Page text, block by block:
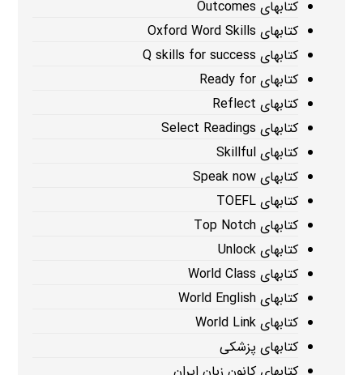
کتابهای Outcomes
کتابهای Oxford Word Skills
کتابهای Q skills for success
کتابهای Ready for
کتابهای Reflect
کتابهای Select Readings
کتابهای Skillful
کتابهای Speak now
کتابهای TOEFL
کتابهای Top Notch
کتابهای Unlock
کتابهای World Class
کتابهای World English
کتابهای World Link
کتابهای پزشکی